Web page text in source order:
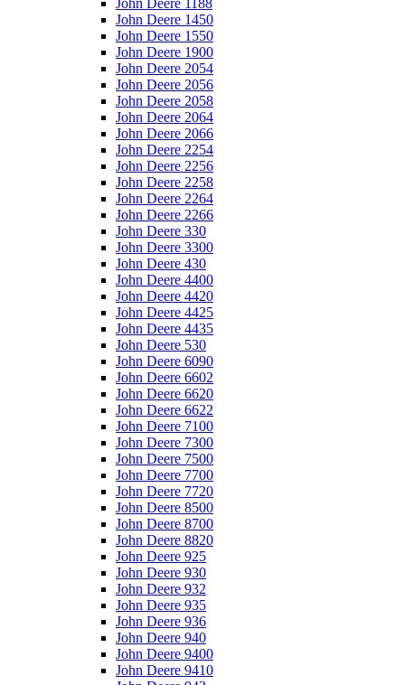
John Deere 1188
John Deere 1450
John Deere 1550
John Deere 1900
John Deere 2054
John Deere 2056
John Deere 2058
John Deere 2064
John Deere 2066
John Deere 2254
John Deere 2256
John Deere 2258
John Deere 2264
John Deere 2266
John Deere 330
John Deere 3300
John Deere 430
John Deere 4400
John Deere 4420
John Deere 4425
John Deere 4435
John Deere 530
John Deere 6090
John Deere 6602
John Deere 6620
John Deere 6622
John Deere 7100
John Deere 7300
John Deere 7500
John Deere 7700
John Deere 7720
John Deere 8500
John Deere 8700
John Deere 8820
John Deere 925
John Deere 930
John Deere 932
John Deere 935
John Deere 936
John Deere 940
John Deere 9400
John Deere 9410